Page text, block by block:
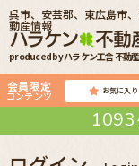
produced by ハラケン工舎 不動
呉市、安芸郡、東広島市
動産情報
会員限定
コンテンツ お気に入り
1093